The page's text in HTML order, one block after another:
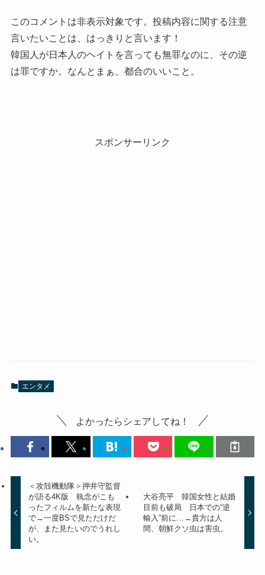
このコメントは非表示対象です。投稿内容に関する注意
言いたいことは、はっきりと言います！
韓国人が日本人のヘイトを言っても無罪なのに、その逆
は罪ですか。なんとまぁ、都合のいいこと。
スポンサーリンク
エンタメ
よかったらシェアしてね！
＜攻殻機動隊＞押井守監督
が語る4K版 執念がこも
ったフィルムを新たな表現
で→一度BSで見ただけだ
が、また見たいのでうれし
い。
大谷亮平 韓国女性と結婚
目前も破局 日本での“逆
輸入”前に…→貴方は人
間、朝鮮クソ虫は害虫。